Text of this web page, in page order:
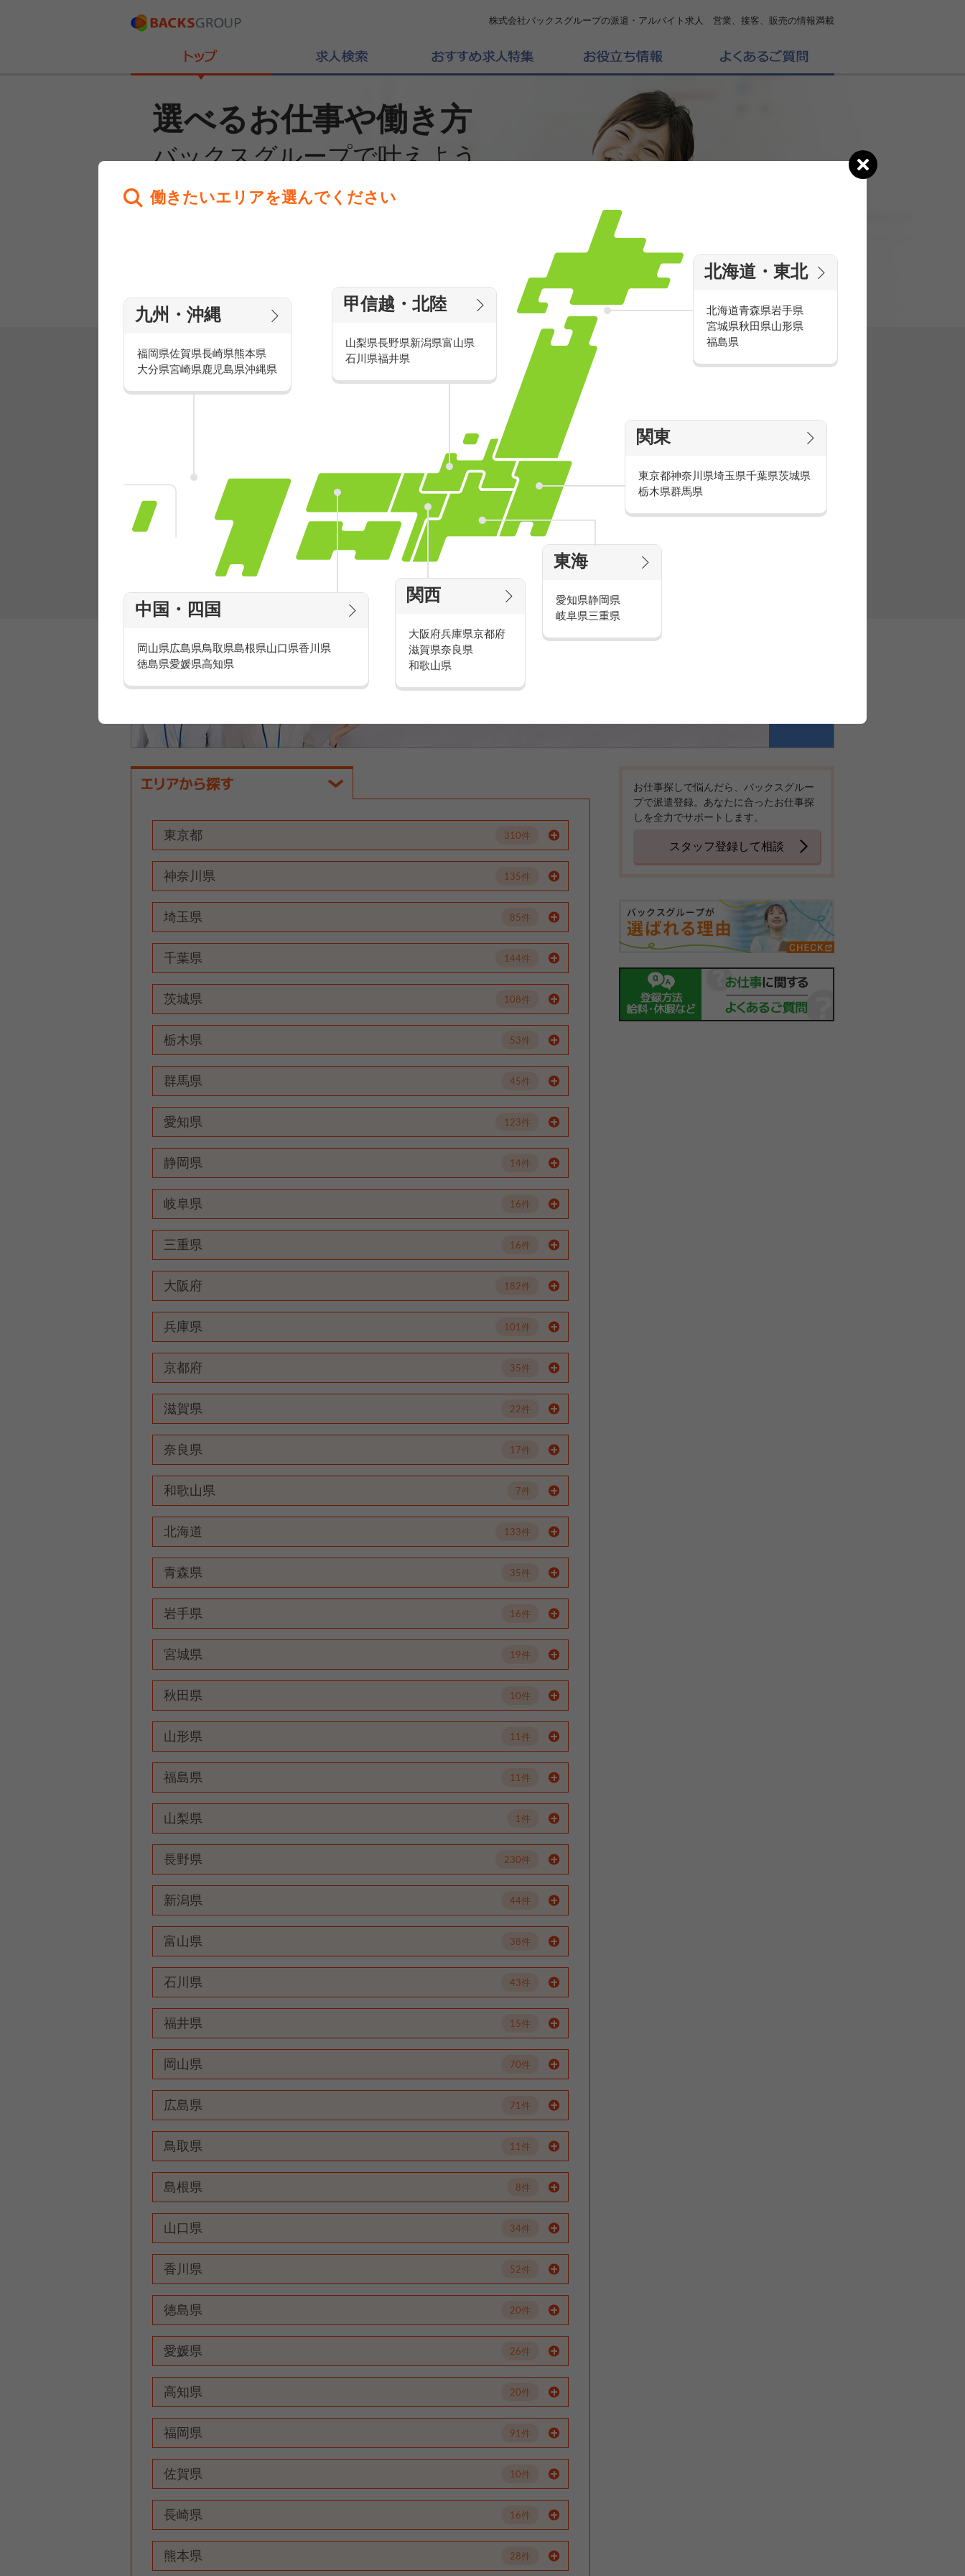
株式会社バックスグループの派遣・アルバイト求人 営業、接客、販売の情報満載
選べるお仕事や働き方
バックスグループで叶えよう
働きたいエリアを選んでください
エリアの
働きたいエリアを選んでください
北海道・東北
北海道青森県岩手県
宮城県秋田県山形県
福島県
関東
東京都神奈川県埼玉県千葉県茨城県
栃木県群馬県
東海
愛知県静岡県
岐阜県三重県
関西
大阪府兵庫県京都府
滋賀県奈良県
和歌山県
中国・四国
岡山県広島県鳥取県島根県山口県香川県
徳島県愛媛県高知県
九州・沖縄
福岡県佐賀県長崎県熊本県
大分県宮崎県鹿児島県沖縄県
甲信越・北陸
山梨県長野県新潟県富山県
石川県福井県
派遣・アルバイトのおすすめ求人特集
有名ブランドで楽しく働こう
人気を誇るブランドで 販売&店舗運営スタッ
フ積極採用中！
家電量販店の派遣・バイト求人
家電量販店で働くメリットをご紹介！
官庁・官公庁のお仕事とは
東京都 310件
神奈川県 135件
埼玉県 85件
千葉県 144件
茨城県 108件
栃木県 53件
群馬県 45件
愛知県 123件
静岡県 14件
岐阜県 16件
三重県 16件
大阪府 182件
兵庫県 101件
京都府 35件
滋賀県 22件
奈良県 17件
和歌山県 7件
北海道 133件
青森県 35件
岩手県 16件
宮城県 19件
秋田県 10件
山形県 11件
福島県 11件
山梨県 1件
長野県 230件
新潟県 44件
富山県 38件
石川県 43件
福井県 15件
岡山県 70件
広島県 71件
鳥取県 11件
島根県 8件
山口県 34件
香川県 52件
徳島県 20件
愛媛県 26件
高知県 20件
福岡県 91件
佐賀県 10件
長崎県 16件
熊本県 28件
お仕事探しで悩んだら、バックスグルー
プで派遣登録。あなたに合ったお仕事探
しを全力でサポートします。
スタッフ登録して相談